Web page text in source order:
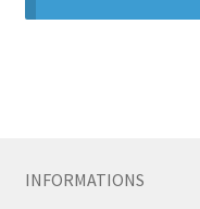
INFORMATIONS